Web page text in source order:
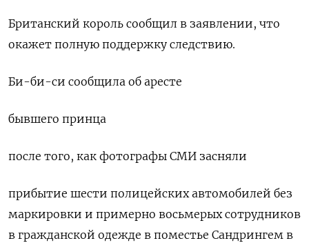
Британский король сообщил в заявлении, что
окажет полную поддержку ‌следствию.
Би-би-си сообщила об аресте
бывшего принца
после того, ​как фотографы СМИ засняли
прибытие шести полицейских автомобилей без
маркировки ‌и примерно восьмерых сотрудников
в гражданской одежде в поместье Сандрингем в